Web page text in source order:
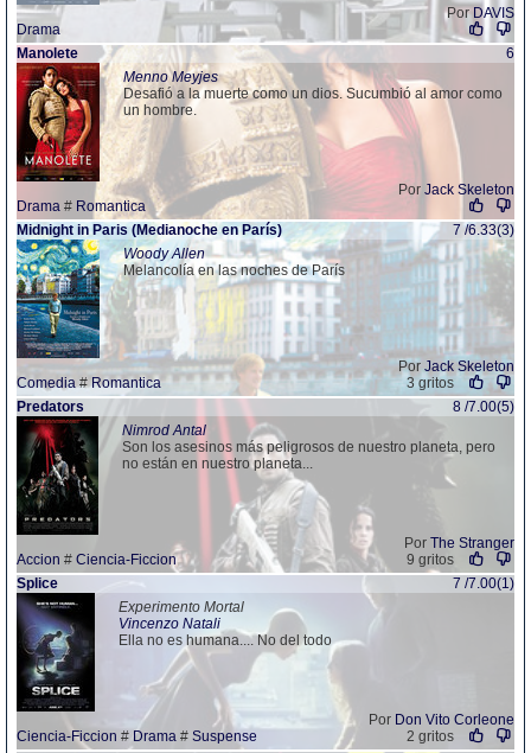
Por DAVIS
Drama
Manolete
6
Menno Meyjes
Desafió a la muerte como un dios. Sucumbió al amor como
un hombre.
Por Jack Skeleton
Drama # Romantica
Midnight in Paris (Medianoche en París)
7 /6.33(3)
Woody Allen
Melancolía en las noches de París
Por Jack Skeleton
Comedia#Romantica
3 gritos
Predators
8 /7.00(5)
Nimrod Antal
Son los asesinos más peligrosos de nuestro planeta, pero
no están en nuestro planeta...
Por The Stranger
Accion # Ciencia-Ficcion
9 gritos
Splice
7 /7.00(1)
Experimento Mortal
Vincenzo Natali
Ella no es humana.... No del todo
Por Don Vito Corleone
Ciencia-Ficcion # Drama # Suspense
2 gritos